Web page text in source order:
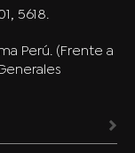
5618.
Perú. (Frente a